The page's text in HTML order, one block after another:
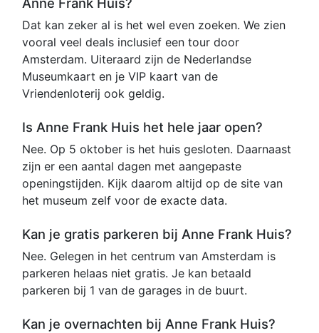
Dat kan zeker al is het wel even zoeken. We zien
vooral veel deals inclusief een tour door
Amsterdam. Uiteraard zijn de Nederlandse
Museumkaart en je VIP kaart van de
Vriendenloterij ook geldig.
Is Anne Frank Huis het hele jaar open?
Nee. Op 5 oktober is het huis gesloten. Daarnaast
zijn er een aantal dagen met aangepaste
openingstijden. Kijk daarom altijd op de site van
het museum zelf voor de exacte data.
Kan je gratis parkeren bij Anne Frank Huis?
Nee. Gelegen in het centrum van Amsterdam is
parkeren helaas niet gratis. Je kan betaald
parkeren bij 1 van de garages in de buurt.
Kan je overnachten bij Anne Frank Huis?